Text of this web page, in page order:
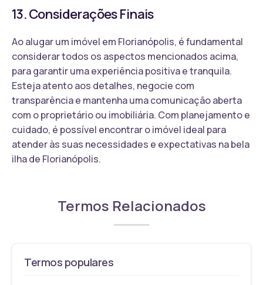
13. Considerações Finais
Ao alugar um imóvel em Florianópolis, é fundamental
considerar todos os aspectos mencionados acima,
para garantir uma experiência positiva e tranquila.
Esteja atento aos detalhes, negocie com
transparência e mantenha uma comunicação aberta
com o proprietário ou imobiliária. Com planejamento e
cuidado, é possível encontrar o imóvel ideal para
atender às suas necessidades e expectativas na bela
ilha de Florianópolis.
Termos Relacionados
Termos populares